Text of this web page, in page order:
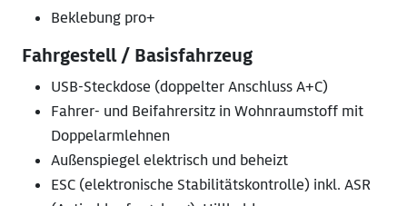
Beklebung pro+
Fahrgestell / Basisfahrzeug
USB-Steckdose (doppelter Anschluss A+C)
Fahrer- und Beifahrersitz in Wohnraumstoff mit
Doppelarmlehnen
Außenspiegel elektrisch und beheizt
ESC (elektronische Stabilitätskontrolle) inkl. ASR